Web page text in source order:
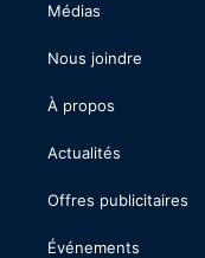
Médias
Nous joindre
À propos
Actualités
Offres publicitaires
Événements